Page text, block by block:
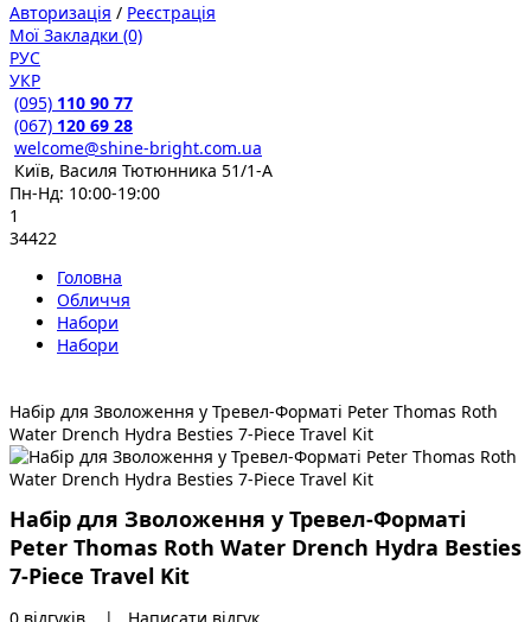
Авторизація / Реєстрація
Мої Закладки (0)
РУС
УКР
(095) 110 90 77
(067) 120 69 28
welcome@shine-bright.com.ua
Київ, Василя Тютюнника 51/1-А
Пн-Нд: 10:00-19:00
1
34422
Головна
Обличчя
Набори
Набори
Набір для Зволоження у Тревел-Форматі Peter Thomas Roth
Water Drench Hydra Besties 7-Piece Travel Kit
Набір для Зволоження у Тревел-Форматі
Peter Thomas Roth Water Drench Hydra Besties
7-Piece Travel Kit